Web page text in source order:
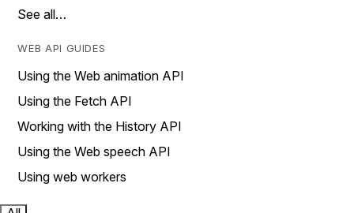
See all…
WEB API GUIDES
Using the Web animation API
Using the Fetch API
Working with the History API
Using the Web speech API
Using web workers